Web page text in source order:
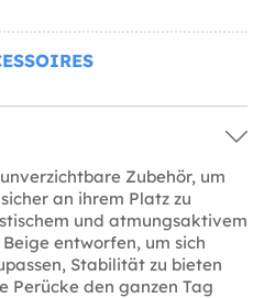
Zubehör, um
an ihrem Platz zu
und atmungsaktivem
entworfen, um sich
Stabilität zu bieten
Perücke den ganzen Tag